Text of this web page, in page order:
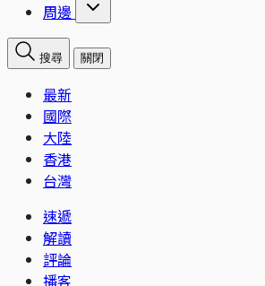
周邊
搜尋 關閉
最新
國際
大陸
香港
台灣
速遞
解讀
評論
播客